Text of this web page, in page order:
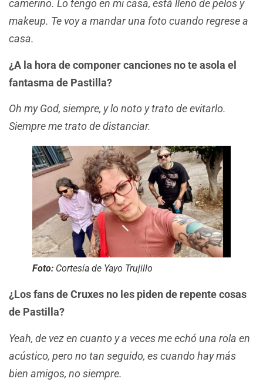
camerino. Lo tengo en mi casa, está lleno de pelos y
makeup. Te voy a mandar una foto cuando regrese a
casa.
¿A la hora de componer canciones no te asola el
fantasma de Pastilla?
Oh my God, siempre, y lo noto y trato de evitarlo.
Siempre me trato de distanciar.
Foto: Cortesía de Yayo Trujillo
¿Los fans de Cruxes no les piden de repente cosas
de Pastilla?
Yeah, de vez en cuanto y a veces me echó una rola en
acústico, pero no tan seguido, es cuando hay más
bien amigos, no siempre.